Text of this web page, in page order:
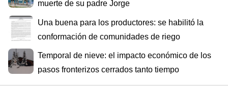
muerte de su padre Jorge
Una buena para los productores: se habilitó la
conformación de comunidades de riego
Temporal de nieve: el impacto económico de los
pasos fronterizos cerrados tanto tiempo